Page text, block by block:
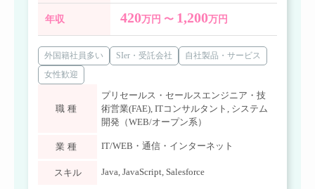
年収 420万円 〜 1,200万円
外国籍社員多い SIer・受託会社
自社製品・サービス
女性歓迎
職種
プリセールス・セールスエンジニア・技
術営業(FAE), ITコンサルタント , システム
開発（WEB/オープン系）
業種 IT/WEB・通信・インターネット
スキル Java, JavaScript, Salesforce